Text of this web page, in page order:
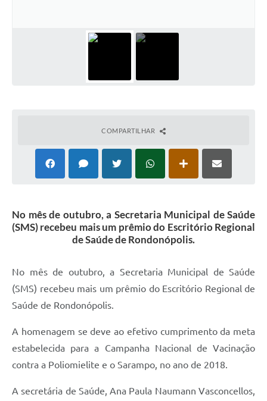
COMPARTILHAR
No mês de outubro, a Secretaria Municipal de Saúde
(SMS) recebeu mais um prêmio do Escritório Regional
de Saúde de Rondonópolis.
No mês de outubro, a Secretaria Municipal de Saúde
(SMS) recebeu mais um prêmio do Escritório Regional de
Saúde de Rondonópolis.
A homenagem se deve ao efetivo cumprimento da meta
estabelecida para a Campanha Nacional de Vacinação
contra a Poliomielite e o Sarampo, no ano de 2018.
A secretária de Saúde, Ana Paula Naumann Vasconcellos,